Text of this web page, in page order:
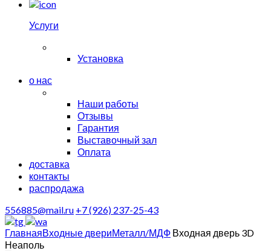
Услуги
Установка
о нас
Наши работы
Отзывы
Гарантия
Выставочный зал
Оплата
доставка
контакты
распродажа
556885@mail.ru +7 (926) 237-25-43
ГлавнаяВходные двериМеталл/МДФ Входная дверь 3D
Неаполь